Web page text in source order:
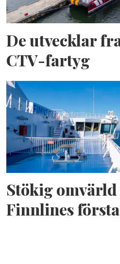
De utvecklar
CTV-fartyg
Stökig
Finnlines